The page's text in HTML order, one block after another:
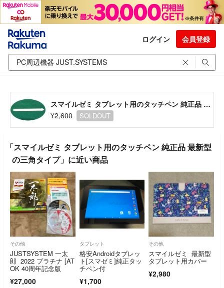
ログイン 会員登録
スマイルゼミ タブレット用のタッチペン 純正品 最新型の三角タイプ
¥2,600
SOLDOUT
「スマイルゼミ タブレット用のタッチペン 純正品 最新型
の三角タイプ」に近い商品
その他
JUSTSYSTEM 一太
郎 2022 プラチナ [AT
OK 40周年記念版
¥27,000
タブレット
格安Androidタブレッ
ト[スマゼミ]純正タッ
チペン付
¥1,700
その他
スマイルゼミ 最新型
タブレット用カバー
¥2,980